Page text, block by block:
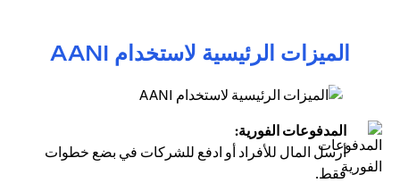
الميزات الرئيسية لاستخدام AANI
المدفوعات الفورية:
أرسل المال للأفراد أو ادفع للشركات في بضع خطوات
فقط.